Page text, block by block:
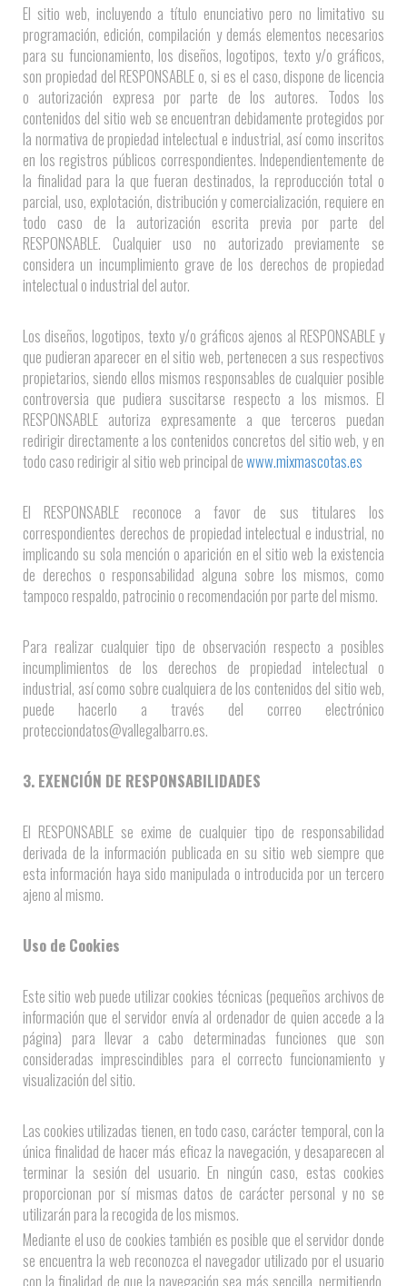
El sitio web, incluyendo a título enunciativo pero no limitativo su
programación, edición, compilación y demás elementos necesarios
para su funcionamiento, los diseños, logotipos, texto y/o gráficos,
son propiedad del RESPONSABLE o, si es el caso, dispone de licencia
o autorización expresa por parte de los autores. Todos los
contenidos del sitio web se encuentran debidamente protegidos por
la normativa de propiedad intelectual e industrial, así como inscritos
en los registros públicos correspondientes. Independientemente de
la finalidad para la que fueran destinados, la reproducción total o
parcial, uso, explotación, distribución y comercialización, requiere en
todo caso de la autorización escrita previa por parte del
RESPONSABLE. Cualquier uso no autorizado previamente se
considera un incumplimiento grave de los derechos de propiedad
intelectual o industrial del autor.
Los diseños, logotipos, texto y/o gráficos ajenos al RESPONSABLE y
que pudieran aparecer en el sitio web, pertenecen a sus respectivos
propietarios, siendo ellos mismos responsables de cualquier posible
controversia que pudiera suscitarse respecto a los mismos. El
RESPONSABLE autoriza expresamente a que terceros puedan
redirigir directamente a los contenidos concretos del sitio web, y en
todo caso redirigir al sitio web principal dewww.mixmascotas.es
El RESPONSABLE reconoce a favor de sus titulares los
correspondientes derechos de propiedad intelectual e industrial, no
implicando su sola mención o aparición en el sitio web la existencia
de derechos o responsabilidad alguna sobre los mismos, como
tampoco respaldo, patrocinio o recomendación por parte del mismo.
Para realizar cualquier tipo de observación respecto a posibles
incumplimientos de los derechos de propiedad intelectual o
industrial, así como sobre cualquiera de los contenidos del sitio web,
puede hacerlo a través del correo electrónico
protecciondatos@vallegalbarro.es.
3. EXENCIÓN DE RESPONSABILIDADES
El RESPONSABLE se exime de cualquier tipo de responsabilidad
derivada de la información publicada en su sitio web siempre que
esta información haya sido manipulada o introducida por un tercero
ajeno al mismo.
Uso de Cookies
Este sitio web puede utilizar cookies técnicas (pequeños archivos de
información que el servidor envía al ordenador de quien accede a la
página) para llevar a cabo determinadas funciones que son
consideradas imprescindibles para el correcto funcionamiento y
visualización del sitio.
Las cookies utilizadas tienen, en todo caso, carácter temporal, con la
única finalidad de hacer más eficaz la navegación, y desaparecen al
terminar la sesión del usuario. En ningún caso, estas cookies
proporcionan por sí mismas datos de carácter personal y no se
utilizarán para la recogida de los mismos.
Mediante el uso de cookies también es posible que el servidor donde
se encuentra la web reconozca el navegador utilizado por el usuario
con la finalidad de que la navegación sea más sencilla, permitiendo,